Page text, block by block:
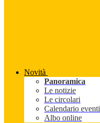
Novità
Panoramica
Le notizie
Le circolari
Calendario eventi
Albo online